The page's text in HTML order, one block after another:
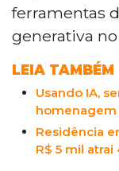
ferramentas
generativa
LEIA TAMBÉM
Usando IA,
homenagem
Residência
R$ 5 mil